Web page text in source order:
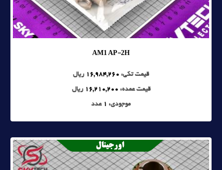
AM1 AP-2H
قیمت تکی: 16,984,260 ریال
قیمت عمده: 16,210,200 ریال
موجودی: 1 عدد